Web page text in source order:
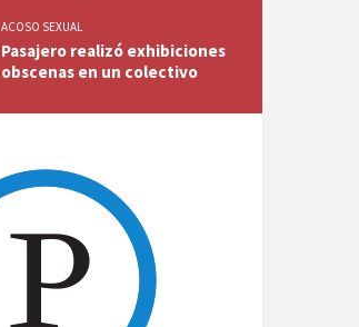
ACOSO SEXUAL
Pasajero realizó exhibiciones
obscenas en un colectivo